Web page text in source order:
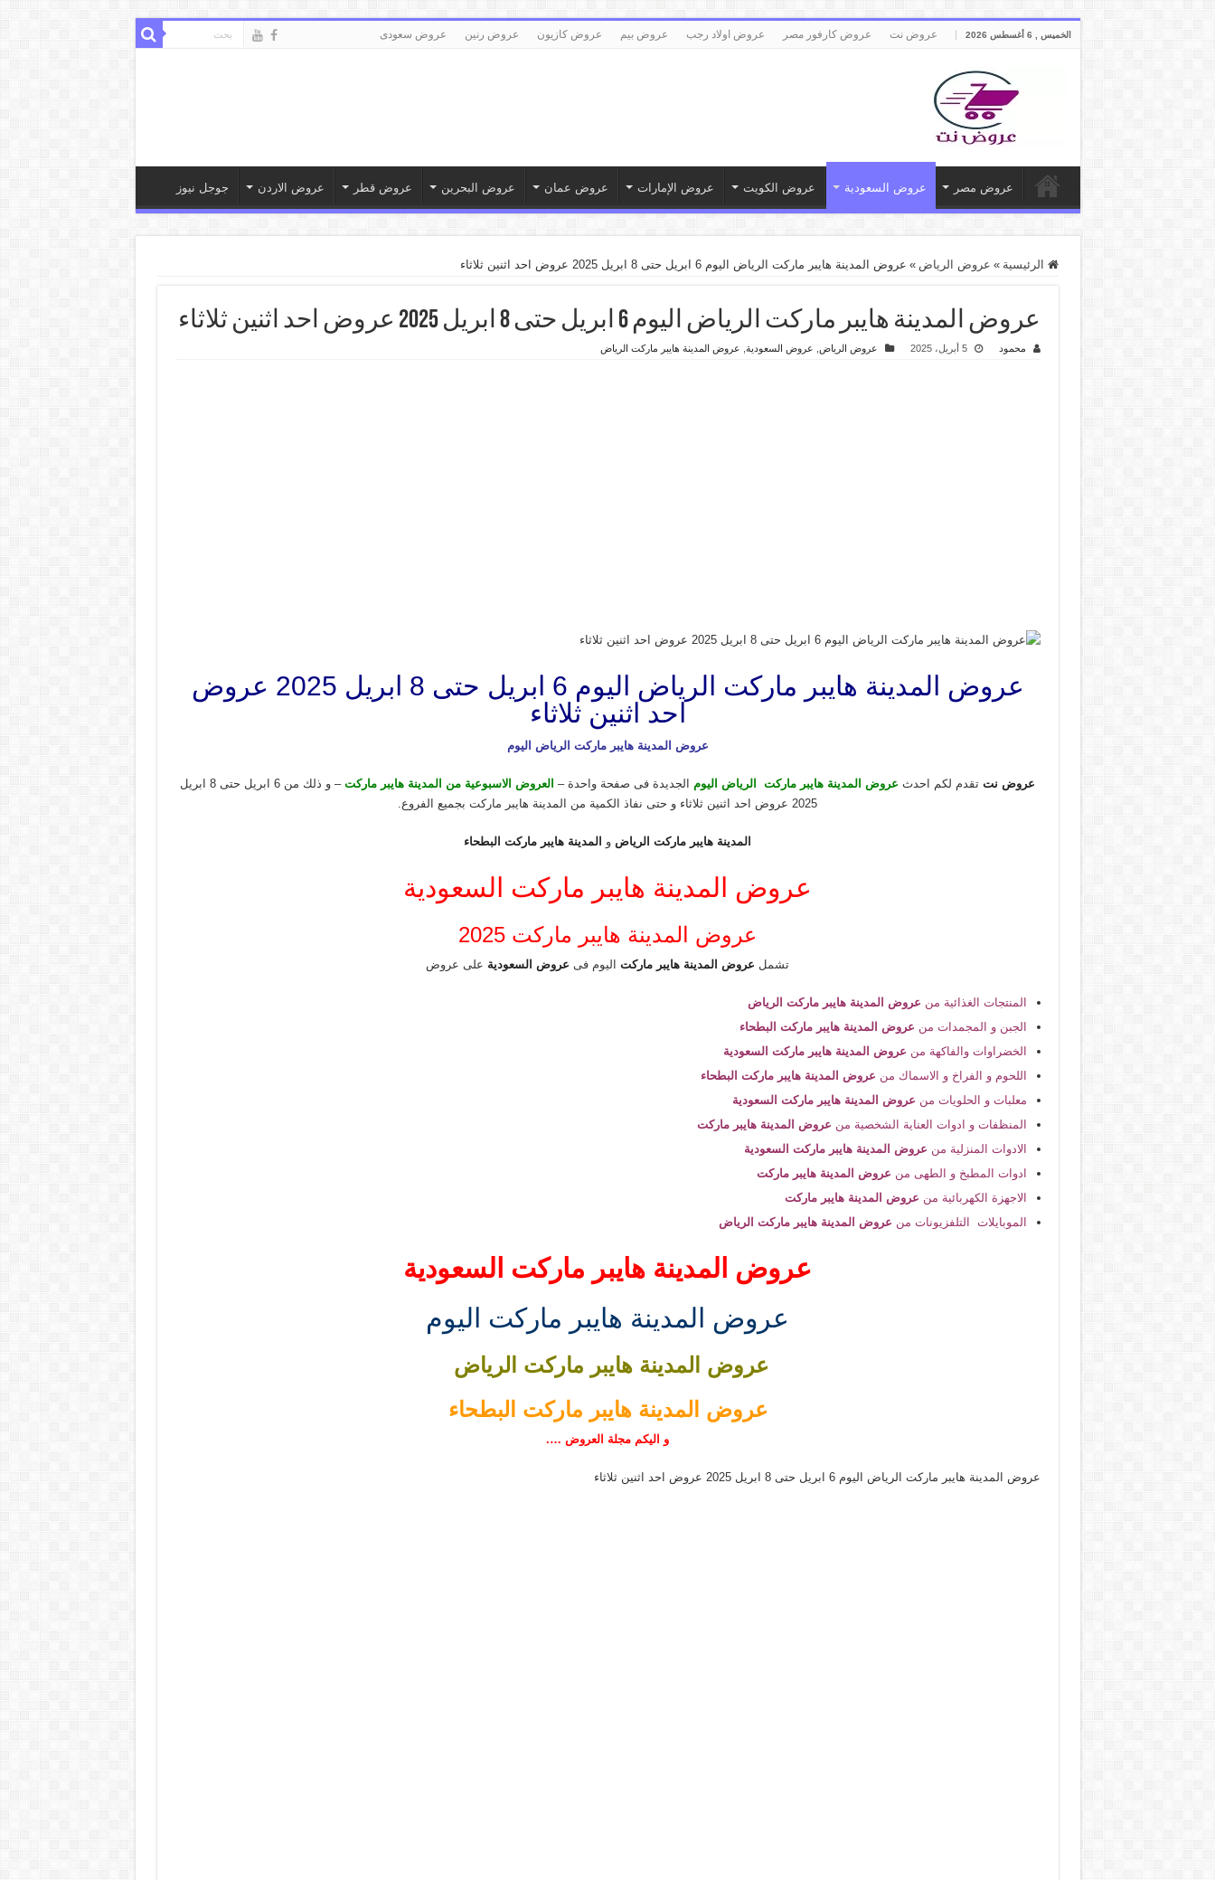
الخميس , 6 أغسطس 2026 عروض نت عروض كارفور مصر عروض اولاد رجب عروض بيم عروض كازيون عروض رنين عروض سعودى
عروض مصر عروض السعودية عروض الكويت عروض الإمارات عروض عمان عروض البحرين عروض قطر عروض الاردن جوجل نيوز
الرئيسية » عروض الرياض » عروض المدينة هايبر ماركت الرياض اليوم 6 ابريل حتى 8 ابريل 2025 عروض احد اثنين ثلاثاء
عروض المدينة هايبر ماركت الرياض اليوم 6 ابريل حتى 8 ابريل 2025 عروض احد اثنين ثلاثاء
محمود 5 أبريل، 2025 عروض الرياض عروض السعودية عروض المدينة هايبر ماركت الرياض
عروض المدينة هايبر ماركت الرياض اليوم 6 ابريل حتى 8 ابريل 2025 عروض
احد اثنين ثلاثاء
عروض المدينة هايبر ماركت الرياض اليوم
عروض نت تقدم لكم احدث عروض المدينة هايبر ماركت الرياض اليوم الجديدة فى صفحة واحدة – العروض الاسبوعية من المدينة هايبر ماركت
– و ذلك من 6 ابريل حتى 8 ابريل
2025 عروض احد اثنين ثلاثاء و حتى نفاذ الكمية من المدينة هايبر ماركت
بجميع الفروع.
المدينة هايبر ماركت الرياض و المدينة هايبر ماركت البطحاء
عروض المدينة هايبر ماركت السعودية
عروض المدينة هايبر ماركت 2025
تشمل عروض المدينة هايبر ماركت اليوم فى عروض السعودية على عروض
المنتجات الغذائية من عروض المدينة هايبر ماركت الرياض
الجبن و المجمدات من عروض المدينة هايبر ماركت البطحاء
الخضراوات والفاكهة من عروض المدينة هايبر ماركت السعودية
اللحوم و الفراخ و الاسماك من عروض المدينة هايبر ماركت البطحاء
معلبات و الحلويات من عروض المدينة هايبر ماركت السعودية
المنظفات و ادوات العناية الشخصية من عروض المدينة هايبر ماركت
الادوات المنزلية من عروض المدينة هايبر ماركت السعودية
ادوات المطبخ و الطهى من عروض المدينة هايبر ماركت
الاجهزة الكهربائية من عروض المدينة هايبر ماركت
الموبايلات التلفزيونات من عروض المدينة هايبر ماركت الرياض
عروض المدينة هايبر ماركت السعودية
عروض المدينة هايبر ماركت اليوم
عروض المدينة هايبر ماركت الرياض
عروض المدينة هايبر ماركت البطحاء
و اليكم مجلة العروض ….
عروض المدينة هايبر ماركت الرياض اليوم 6 ابريل حتى 8 ابريل 2025 عروض احد اثنين ثلاثاء